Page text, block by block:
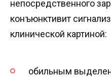
непосредственного
конъюнктивит
клинической картиной:
обильным